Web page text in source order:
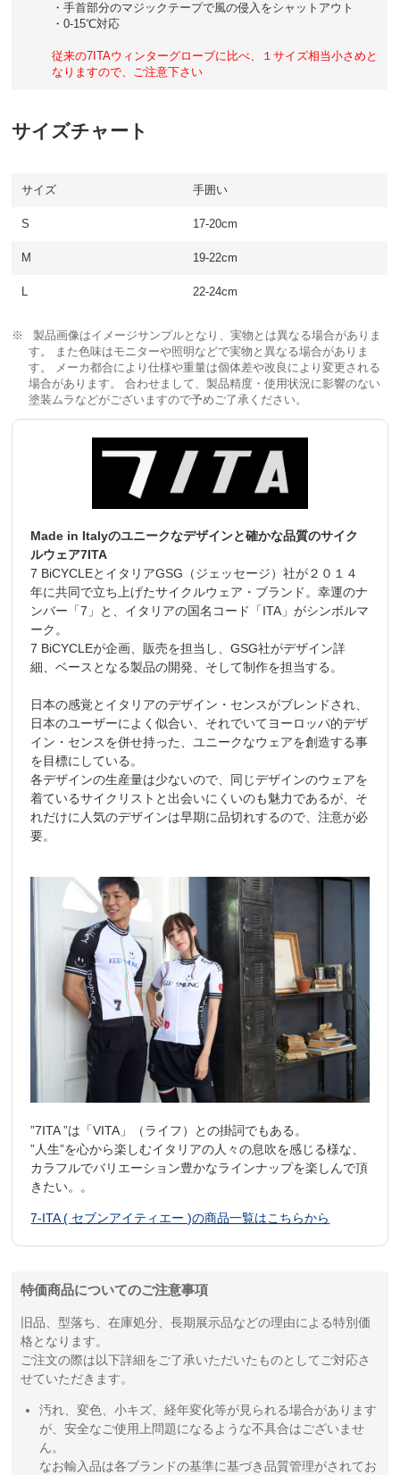
・手首部分のマジックテープで風の侵入をシャットアウト
・0-15℃対応
従来の7ITAウィンターグローブに比べ、１サイズ相当小さめと
なりますので、ご注意下さい
サイズチャート
サイズ 手囲い
S 17-20cm
M 19-22cm
22-24cm
製品画像はイメージサンプルとなり、実物とは異なる場合がありま
す。 また色味はモニターや照明などで実物と異なる場合がありま
す。 メーカ都合により仕様や重量は個体差や改良により変更される
場合があります。 合わせまして、製品精度・使用状況に影響のない
塗装ムラなどがございますので予めご了承ください。
Made in Italyのユニークなデザインと確かな品質のサイク
ルウェア7ITA
7 BiCYCLEとイタリアGSG（ジェッセージ）社が２０１４
年に共同で立ち上げたサイクルウェア・ブランド。幸運のナ
ンバー「7」と、イタリアの国名コード「ITA」がシンボルマ
ーク。
7 BiCYCLEが企画、販売を担当し、GSG社がデザイン詳
細、ベースとなる製品の開発、そして制作を担当する。
日本の感覚とイタリアのデザイン・センスがブレンドされ、
日本のユーザーによく似合い、それでいてヨーロッパ的デザ
イン・センスを併せ持った、ユニークなウェアを創造する事
を目標にしている。
各デザインの生産量は少ないので、同じデザインのウェアを
着ているサイクリストと出会いにくいのも魅力であるが、そ
れだけに人気のデザインは早期に品切れするので、注意が必
要。
”7ITA ”は「VITA」（ライフ）との掛詞でもある。
”人生”を心から楽しむイタリアの人々の息吹を感じる様な、
カラフルでバリエーション豊かなラインナップを楽しんで頂
きたい。。
7-ITA ( セブンアイティエー )の商品一覧はこちらから
特価商品についてのご注意事項
旧品、型落ち、在庫処分、長期展示品などの理由による特別価
格となります。
ご注文の際は以下詳細をご了承いただいたものとしてご対応さ
せていただきます。
汚れ、変色、小キズ、経年変化等が見られる場合があります
が、安全なご使用上問題になるような不具合はございませ
ん。
なお輸入品は各ブランドの基準に基づき品質管理がされてお